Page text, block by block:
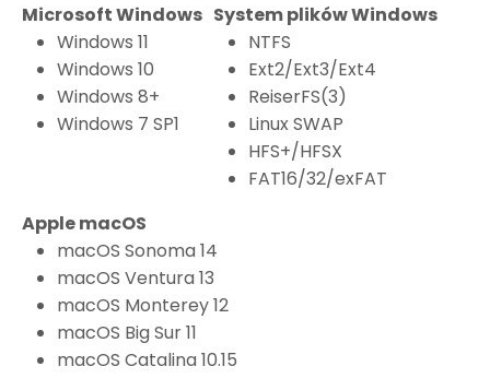
Microsoft Windows
Windows 11
Windows 10
Windows 8+
Windows 7 SP1
System plików Windows
NTFS
Ext2/Ext3/Ext4
ReiserFS(3)
Linux SWAP
HFS+/HFSX
FAT16/32/exFAT
Apple macOS
macOS Sonoma 14
macOS Ventura 13
macOS Monterey 12
macOS Big Sur 11
macOS Catalina 10.15